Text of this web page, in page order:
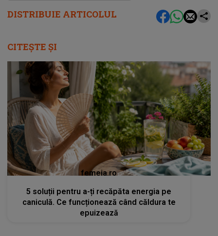
DISTRIBUIE ARTICOLUL
CITEȘTE ȘI
femeia.ro
5 soluții pentru a-ți recăpăta energia pe
caniculă. Ce funcționează când căldura te
epuizează